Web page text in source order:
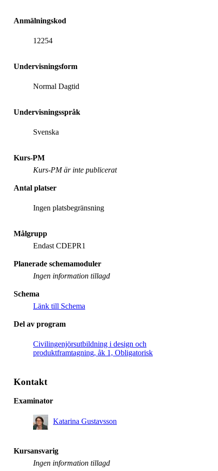
Anmälningskod
12254
Undervisningsform
Normal Dagtid
Undervisningsspråk
Svenska
Kurs-PM
Kurs-PM är inte publicerat
Antal platser
Ingen platsbegränsning
Målgrupp
Endast CDEPR1
Planerade schemamoduler
Ingen information tillagd
Schema
Länk till Schema
Del av program
Civilingenjörsutbildning i design och
produktframtagning, åk 1, Obligatorisk
Kontakt
Examinator
Katarina Gustavsson
Kursansvarig
Ingen information tillagd